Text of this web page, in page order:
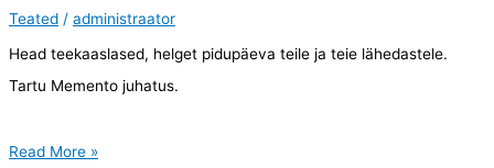
Teated / administraator
Head teekaaslased, helget pidupäeva teile ja teie lähedastele.
Tartu Memento juhatus.
Eesti
Read More »